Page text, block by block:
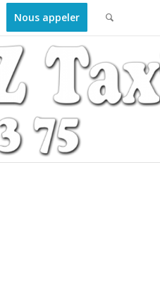
Nous appeler